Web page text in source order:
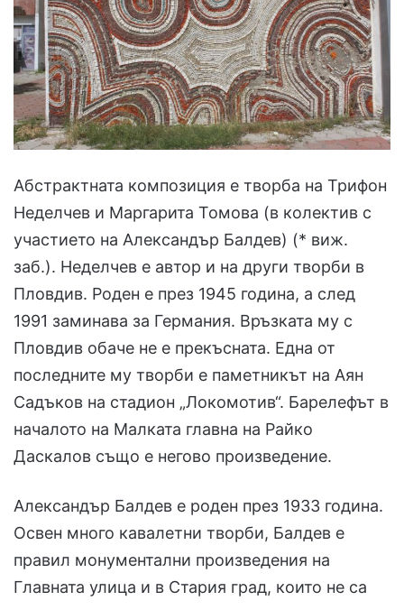
Абстрактната композиция е творба на Трифон
Неделчев и Маргарита Томова (в колектив с
участието на Александър Балдев) (* виж.
заб.). Неделчев е автор и на други творби в
Пловдив. Роден е през 1945 година, а след
1991 заминава за Германия. Връзката му с
Пловдив обаче не е прекъсната. Една от
последните му творби е паметникът на Аян
Садъков на стадион „Локомотив“. Барелефът в
началото на Малката главна на Райко
Даскалов също е негово произведение.
Александър Балдев е роден през 1933 година.
Освен много кавалетни творби, Балдев е
правил монументални произведения на
Главната улица и в Стария град, които не са